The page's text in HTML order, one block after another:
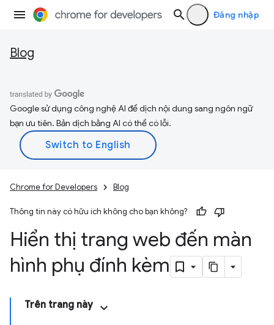
Đăng nhập
Blog
Google sử dụng công nghệ AI để dịch nội dung sang ngôn ngữ
bạn ưu tiên. Bản dịch bằng AI có thể có lỗi.
Chrome for Developers Blog
Thông tin này có hữu ích không cho bạn không?
Hiển thị trang web đến màn
hình phụ đính kèm
Trên trang này